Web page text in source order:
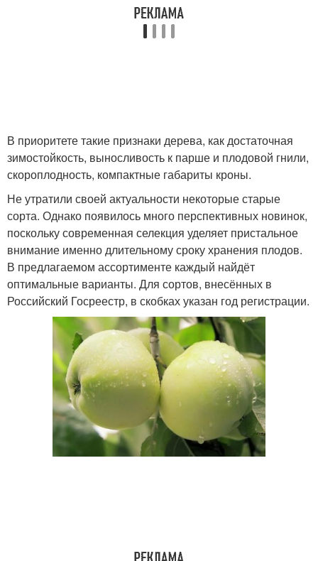
В приоритете такие признаки дерева, как достаточная
зимостойкость, выносливость к парше и плодовой гнили,
скороплодность, компактные габариты кроны.
Не утратили своей актуальности некоторые старые
сорта. Однако появилось много перспективных новинок,
поскольку современная селекция уделяет пристальное
внимание именно длительному сроку хранения плодов.
В предлагаемом ассортименте каждый найдёт
оптимальные варианты. Для сортов, внесённых в
Российский Госреестр, в скобках указан год регистрации.